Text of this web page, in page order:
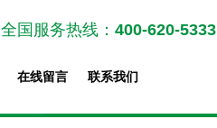
全国服务热线： 400-620-5333
在线留言 联系我们